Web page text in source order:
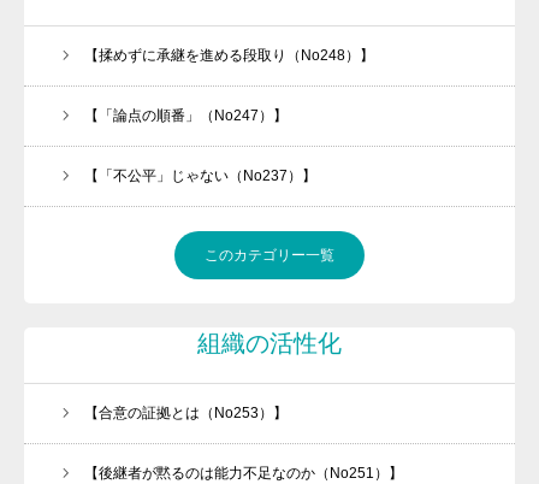
【揉めずに承継を進める段取り（No248）】
【「論点の順番」（No247）】
【「不公平」じゃない（No237）】
このカテゴリー一覧
組織の活性化
【合意の証拠とは（No253）】
【後継者が黙るのは能力不足なのか（No251）】